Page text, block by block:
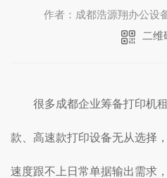
作者：成都浩源翔办公设
二维
很多成都企业筹备打印机
款、高速款打印设备无从选择
速度跟不上日常单据输出需求